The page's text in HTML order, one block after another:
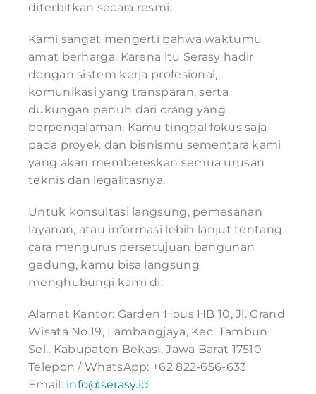
diterbitkan secara resmi.
Kami sangat mengerti bahwa waktumu
amat berharga. Karena itu Serasy hadir
dengan sistem kerja profesional,
komunikasi yang transparan, serta
dukungan penuh dari orang yang
berpengalaman. Kamu tinggal fokus saja
pada proyek dan bisnismu sementara kami
yang akan membereskan semua urusan
teknis dan legalitasnya.
Untuk konsultasi langsung, pemesanan
layanan, atau informasi lebih lanjut tentang
cara mengurus persetujuan bangunan
gedung, kamu bisa langsung
menghubungi kami di:
Alamat Kantor: Garden Hous HB 10, Jl. Grand
Wisata No.19, Lambangjaya, Kec. Tambun
Sel., Kabupaten Bekasi, Jawa Barat 17510
Telepon / WhatsApp: +62 822-656-633
Email: info@serasy.id